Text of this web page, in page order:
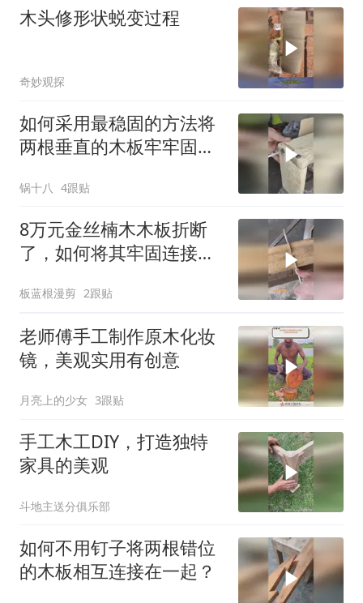
木头修形状蜕变过程
奇妙观探
如何采用最稳固的方法将
两根垂直的木板牢牢固定
锅十八 4跟贴
8万元金丝楠木木板折断
了，如何将其牢固连接起
板蓝根漫剪 2跟贴
老师傅手工制作原木化妆
镜，美观实用有创意
月亮上的少女 3跟贴
手工木工DIY，打造独特
家具的美观
斗地主送分俱乐部
如何不用钉子将两根错位
的木板相互连接在一起？